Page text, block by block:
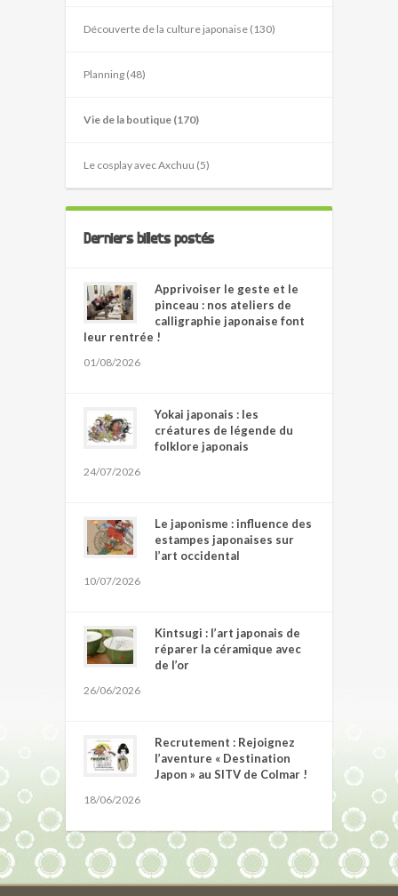
Découverte de la culture japonaise (130)
Planning (48)
Vie de la boutique (170)
Le cosplay avec Axchuu (5)
Derniers billets postés
Apprivoiser le geste et le
pinceau : nos ateliers de
calligraphie japonaise font
leur rentrée !
01/08/2026
Yokai japonais : les
créatures de légende du
folklore japonais
24/07/2026
Le japonisme : influence des
estampes japonaises sur
l’art occidental
10/07/2026
Kintsugi : l’art japonais de
réparer la céramique avec
de l’or
26/06/2026
Recrutement : Rejoignez
l’aventure « Destination
Japon » au SITV de Colmar !
18/06/2026